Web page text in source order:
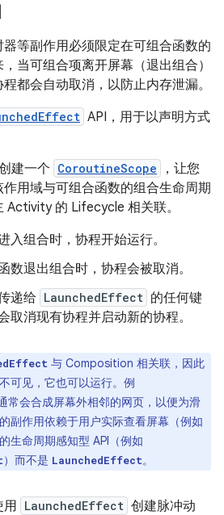
等副作用必须限定在可组合函数的
当可组合项离开屏幕（退出组合）
都会自动取消，以防止内存泄漏。
API，用于以声明方式
建一个 CoroutineScope
，让您
用域与可组合函数的组合生命周期
Activity 的 Lifecycle 相关联。
入组合时，协程开始运行。
数退出组合时，协程会被取消。
递给 LaunchedEffect 的任何键
取消现有协程并启动新的协程。
与 Composition 相关联，因此
可见，它也可以运行。例
常会合成屏幕外相邻的网页，以便为滑
副作用依赖于用户实际查看屏幕（例如
生命周期感知型 API（例如
）而不是 LaunchedEffect。
用 LaunchedEffect 创建脉冲动